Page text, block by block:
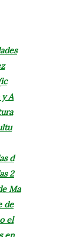
A
d
2
Ma
de
el